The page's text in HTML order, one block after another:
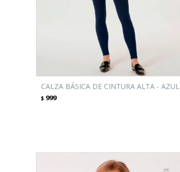
CALZA BÁSICA DE CINTURA ALTA - AZUL
$ 999